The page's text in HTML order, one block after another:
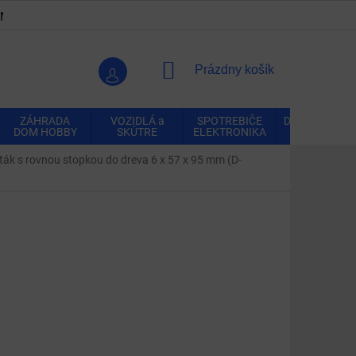
NÁKUPNÝ
Prázdny košík
ZÁHRADA
DOM HOBBY
VOZIDLÁ a
SKÚTRE
SPOTREBIČE
ELEKTRONIKA
DOMÁCNOSŤ
s rovnou stopkou do dreva 6 x 57 x 95 mm (D-